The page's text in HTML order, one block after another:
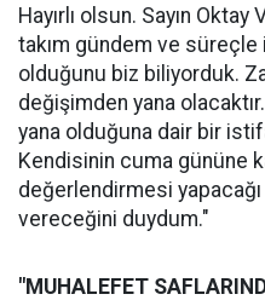
Hayırlı olsun. Sayın
takım gündem ve süreçle
olduğunu biz biliyorduk.
değişimden yana
yana olduğuna dair bir
Kendisinin cuma gününe
değerlendirmesi
vereceğini duydum."
"MUHALEFET